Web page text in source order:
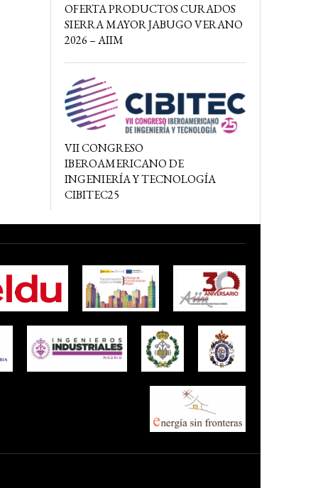
OFERTA PRODUCTOS CURADOS
SIERRA MAYOR JABUGO VERANO
2026 – AIIM
VII CONGRESO
IBEROAMERICANO DE
INGENIERÍA Y TECNOLOGÍA
CIBITEC25